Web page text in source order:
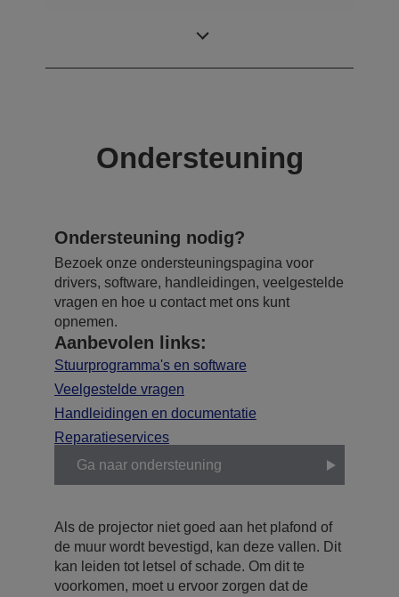
Ondersteuning
Ondersteuning nodig?
Bezoek onze ondersteuningspagina voor
drivers, software, handleidingen, veelgestelde
vragen en hoe u contact met ons kunt
opnemen.
Aanbevolen links:
Stuurprogramma's en software
Veelgestelde vragen
Handleidingen en documentatie
Reparatieservices
Ga naar ondersteuning
Als de projector niet goed aan het plafond of
de muur wordt bevestigd, kan deze vallen. Dit
kan leiden tot letsel of schade. Om dit te
voorkomen, moet u ervoor zorgen dat de